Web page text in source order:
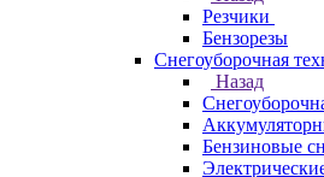
Резчики
Бензорезы
Снегоуборочная
Назад
Бензиновые